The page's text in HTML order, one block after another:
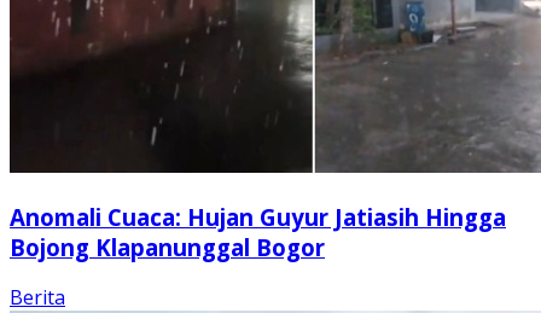
Anomali Cuaca: Hujan Guyur Jatiasih Hingga
Bojong Klapanunggal Bogor
Berita